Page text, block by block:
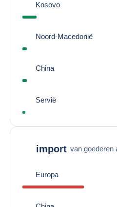
Kosovo
Noord-Macedonië
China
Servië
import van goederen
Europa